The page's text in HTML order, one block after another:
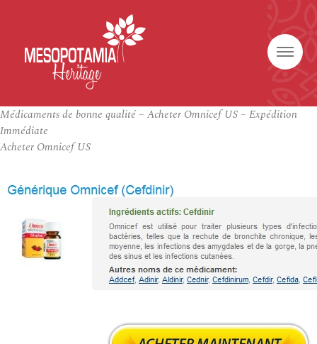
Médicaments de bonne qualité – Acheter Omnicef US – Expédition
Immédiate
Acheter Omnicef US